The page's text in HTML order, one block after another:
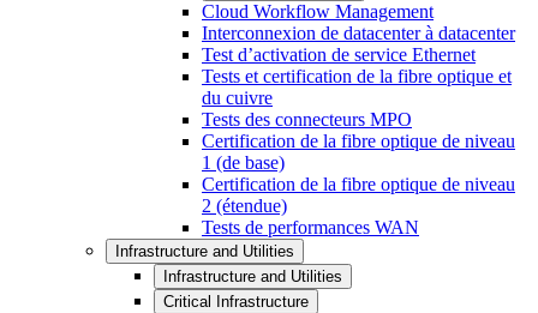
Cloud Workflow Management
Interconnexion de datacenter à datacenter
Test d’activation de service Ethernet
Tests et certification de la fibre optique et
du cuivre
Tests des connecteurs MPO
Certification de la fibre optique de niveau
1 (de base)
Certification de la fibre optique de niveau
2 (étendue)
Tests de performances WAN
Infrastructure and Utilities
Infrastructure and Utilities
Critical Infrastructure